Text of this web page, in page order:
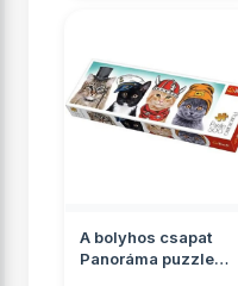
A bolyhos csapat
Panoráma puzzle